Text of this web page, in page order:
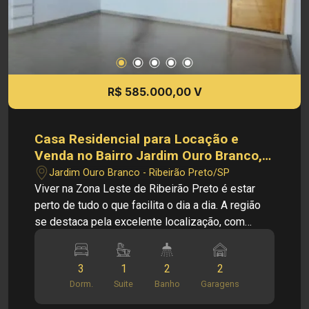
qualquer informação referente aos valores,
dados e disponibilidade de seus imóveis, sem
R$ 585.000,00 V
Casa Residencial para Locação e
Venda no Bairro Jardim Ouro Branco,
em Ribeirão Preto
Jardim Ouro Branco - Ribeirão Preto/SP
Viver na Zona Leste de Ribeirão Preto é estar
perto de tudo o que facilita o dia a dia. A região
se destaca pela excelente localização, com
universidades, hospitais e às principais avenidas,
oferecendo praticidade, mobilidade urbana e
qualidade de vida. O imóvel conta com ambientes
amplos e bem planejados, proporcionando
3
Dorm.
1
Suite
2
Banho
2
Garagens